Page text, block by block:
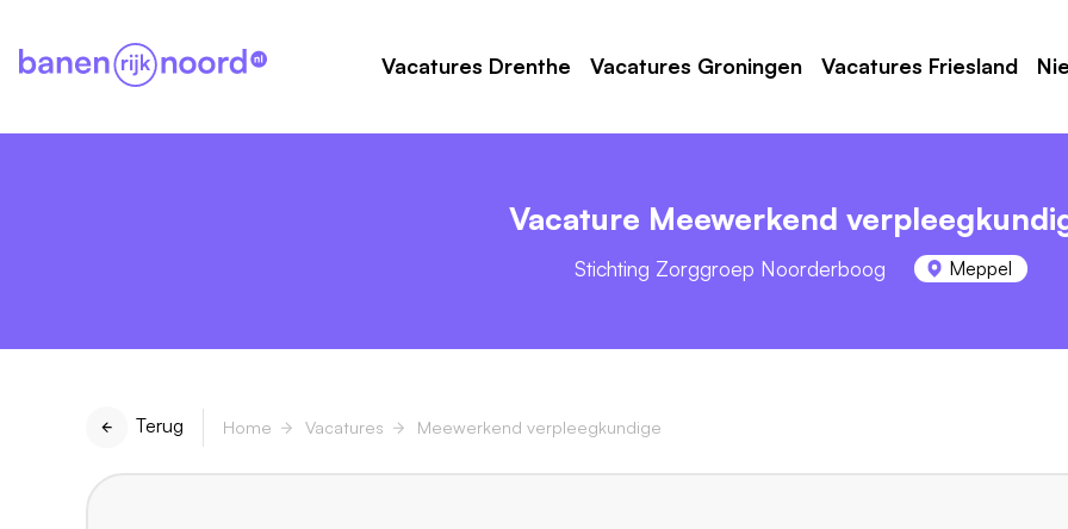
Vacatures Drenthe Vacatures Groningen Vacatures Friesland
Vacature Meewerkend
Stichting Zorggroep Noorderboog Meppel
Terug Home Vacatures Meewerkend verpleegkundige